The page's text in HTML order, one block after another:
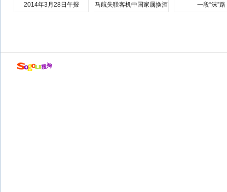
2014年3月28日午报
马航失联客机中国家属换酒
一段“沫”路